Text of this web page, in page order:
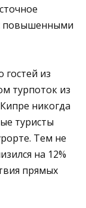
повышенными
гостей из
турпоток из
никогда
туристы
Тем не
на 12%
прямых